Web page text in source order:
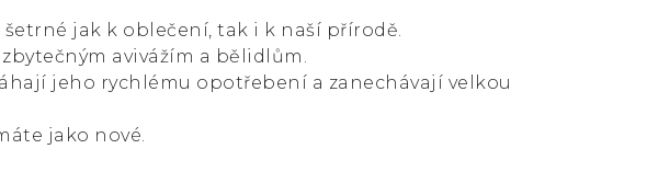
jak k oblečení, tak i k naší přírodě.
avivážím a bělidlům.
jeho rychlému opotřebení a zanechávají velkou
jako nové.